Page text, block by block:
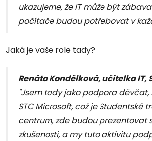
ukazujeme, že IT může být
počítače budou potřebovat v
Jaká je vaše role tady?
Renáta Kondělková, učitelka IT,
"Jsem tady jako podpora děvčat,
STC Microsoft, což je Studentské
centrum, zde budou prezentovat
zkušenosti, a my tuto aktivitu